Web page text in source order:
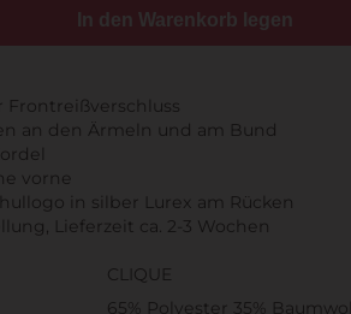
In den Warenkorb legen
Frontreißverschluss
an den Ärmeln und am Bund
vorne
in silber Lurex am Rücken
Lieferzeit ca. 2-3 Wochen
CLIQUE
65% Polyester 35%